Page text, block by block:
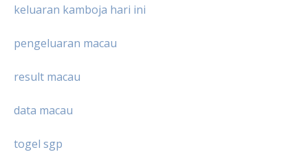
keluaran kamboja hari ini
pengeluaran macau
result macau
data macau
togel sgp